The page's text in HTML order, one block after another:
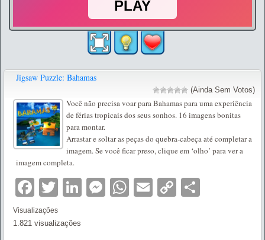
Jigsaw Puzzle: Bahamas
(Ainda Sem Votos)
Você não precisa voar para Bahamas para uma experiência
de férias tropicais dos seus sonhos. 16 imagens bonitas
para montar.
Arrastar e soltar as peças do quebra-cabeça até completar a
imagem. Se você ficar preso, clique em ‘olho’ para ver a
imagem completa.
Facebook
TwitterLinkedIn
Messenger
WhatsApp
EmailCopy
Visualizações
1.821 visualizações